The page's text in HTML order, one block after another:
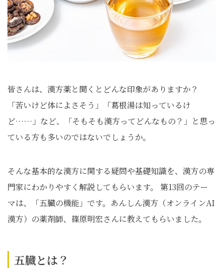
皆さんは、漢方薬と聞くとどんな印象がありますか？
「苦いけど体によさそう」「葛根湯は知っているけ
ど……」など、「そもそも漢方ってどんなもの？」と思っ
ている方も多いのではないでしょうか。
そんな基本的な漢方に関する疑問や基礎知識を、漢方の専
門家にわかりやすく解説してもらいます。 第13回のテー
マは、「五臓の機能」です。あんしん漢方（オンラインAI
漢方）の薬剤師、篠原明宏さんに教えてもらいました。
五臓とは？